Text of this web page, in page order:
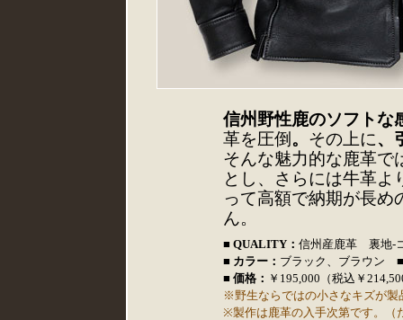
信州野性鹿のソフトな
革を圧倒 。 その上に、
そんな魅力的な鹿革で
とし、さらには牛革よ
って高額で納期が長め
ん。
■ QUALITY： 信州産鹿革 裏地-
■ カラー： ブラック、ブラウン ■
■ 価格： ￥195,000（税込￥
※野生ならではの小さなキズが製
※製作は鹿革の入手次第です。（